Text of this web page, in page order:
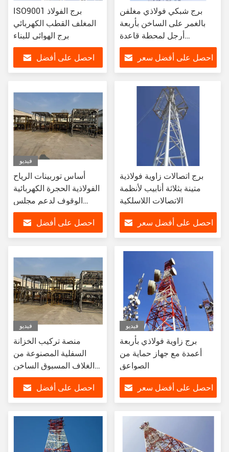
ISO9001 برج الفولاذ
المغلف القطب الكهربائي
برج الهوائي للبناء
احصل على أفضل
برج شبكي فولاذي مغلفن
بالغمر على الساخن بأربعة
أرجل لمحطة قاعدة
الاتصالات وتركيب هوائي
الميكروويف
احصل على أفضل سعر
فيديو
أساس توربينات الرياح
الفولاذية الحجرة الكهربائية
الوقوف لدعم مجلس
الوزراء الكهربائي في أسفل
برج الرياحاحصل على أفضل
برج اتصالات زاوية فولاذية
متينة بثلاثة أنابيب لأنظمة
الاتصالات اللاسلكية
احصل على أفضل سعر
فيديو
منصة تركيب الخزانة
السفلية المصنوعة من
الغلاف المسبوق الساخن
للبرج الرياحي
احصل على أفضل
فيديو
برج زاوية فولاذي بأربعة
أعمدة مع جهاز حماية من
الصواعق
احصل على أفضل سعر